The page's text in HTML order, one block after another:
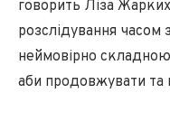
говорить Ліза
розслідування часом
неймовірно
аби продовжувати та